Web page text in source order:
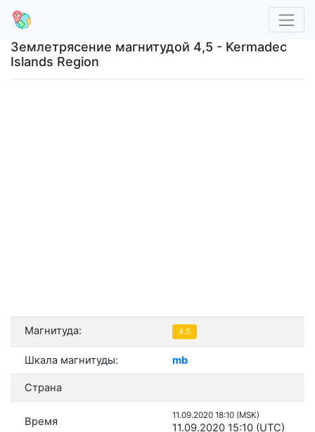
Землетрясение магнитудой 4,5 - Kermadec
Islands Region
Магнитуда: 4.5
Шкала магнитуды: mb
Страна
Время 11.09.2020 18:10 (MSK)
11.09.2020 15:10 (UTC)